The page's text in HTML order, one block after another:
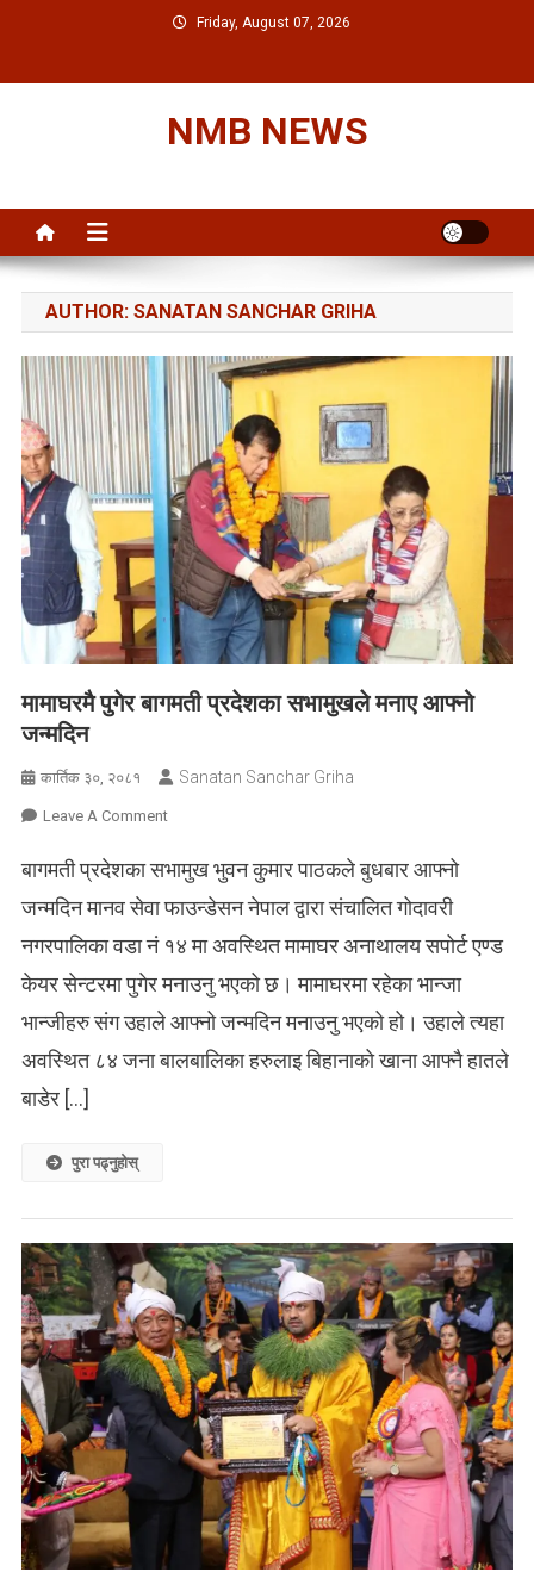
Friday, August 07, 2026
NMB NEWS
AUTHOR: SANATAN SANCHAR GRIHA
मामाघरमै पुगेर बागमती प्रदेशका सभामुखले मनाए आफ्नो
जन्मदिन
कार्तिक ३०, २०८१ Sanatan Sanchar Griha
Leave A CommentOn
पुगेर
सभामुखले
मनाए
जन्मदिन
बागमती प्रदेशका सभामुख भुवन कुमार पाठकले बुधबार आफ्नो
जन्मदिन मानव सेवा फाउन्डेसन नेपाल द्वारा संचालित गोदावरी
नगरपालिका वडा नं १४ मा अवस्थित मामाघर अनाथालय सपोर्ट एण्ड
केयर सेन्टरमा पुगेर मनाउनु भएको छ। मामाघरमा रहेका भान्जा
भान्जीहरु संग उहाले आफ्नो जन्मदिन मनाउनु भएको हो। उहाले त्यहा
अवस्थित ८४ जना बालबालिका हरुलाइ बिहानाको खाना आफ्नै हातले
बाडेर […]
पुरा पढ्नुहोस्